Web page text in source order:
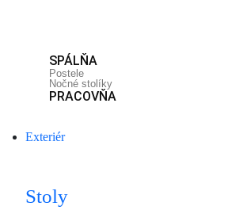
SPÁLŇA
Postele
Nočné stolíky
PRACOVŇA
Exteriér
Stoly